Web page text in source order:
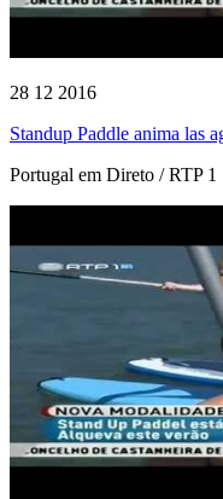
28 12 2016
Standup Paddle anima las
Portugal em Direto / RTP 1